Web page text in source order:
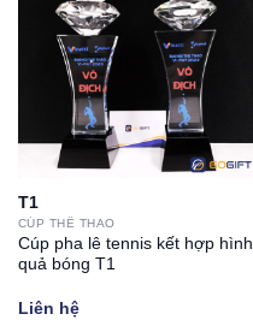
T1
CÚP THỂ THAO
Cúp pha lê tennis kết hợp hình
quả bóng T1
Liên hệ